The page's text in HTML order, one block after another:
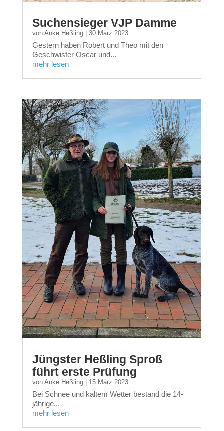
Suchensieger VJP Damme
von Anke Heßling| 30.März 2023
Gestern haben Robert und Theo mit den
Geschwister Oscar und...
mehr lesen
Jüngster Heßling Sproß
führt erste Prüfung
von Anke Heßling| 15.März 2023
Bei Schnee und kaltem Wetter bestand die 14-
jährige...
mehr lesen